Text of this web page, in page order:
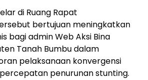
di Ruang Rapat
bertujuan meningkatkan
bagi admin Web Aksi Bina
Tanah Bumbu dalam
pelaksanaan konvergensi
penurunan stunting.